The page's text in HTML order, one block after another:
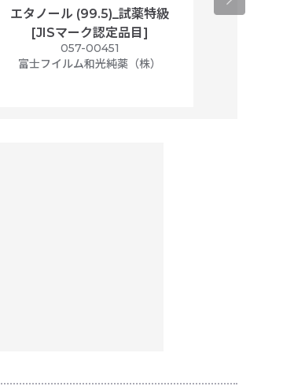
エタノール (99.5)_試薬特級
[JISマーク認定品目]
057-00451
富士フイルム和光純薬（株）
アセトニト